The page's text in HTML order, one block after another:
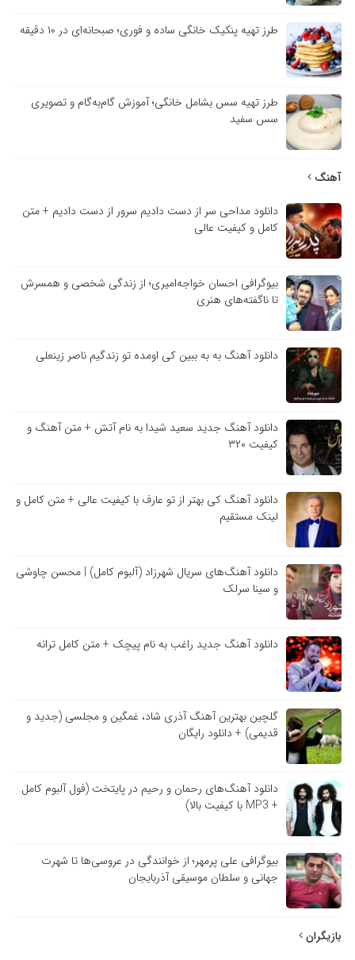
طرز تهیه پنکیک خانگی ساده و فوری؛ صبحانه‌ای در ۱۰ دقیقه
طرز تهیه سس بشامل خانگی؛ آموزش گام‌به‌گام و تصویری
سس سفید
آهنگ
دانلود مداحی سر از دست دادیم سرور از دست دادیم + متن
کامل و کیفیت عالی
بیوگرافی احسان خواجه‌امیری؛ از زندگی شخصی و همسرش
تا ناگفته‌های هنری
دانلود آهنگ به به ببین کی اومده تو زندگیم ناصر زینعلی
دانلود آهنگ جدید سعید شیدا به نام آتش + متن آهنگ و
کیفیت ۳۲۰
دانلود آهنگ کی بهتر از تو عارف با کیفیت عالی + متن کامل و
لینک مستقیم
دانلود آهنگ‌های سریال شهرزاد (آلبوم کامل) | محسن چاوشی
و سینا سرلک
دانلود آهنگ جدید راغب به نام پیچک + متن کامل ترانه
گلچین بهترین آهنگ آذری شاد، غمگین و مجلسی (جدید و
قدیمی) + دانلود رایگان
دانلود آهنگ‌های رحمان و رحیم در پایتخت (فول آلبوم کامل
+ MP3 با کیفیت بالا)
بیوگرافی علی پرمهر؛ از خوانندگی در عروسی‌ها تا شهرت
جهانی و سلطان موسیقی آذربایجان
بازیگران